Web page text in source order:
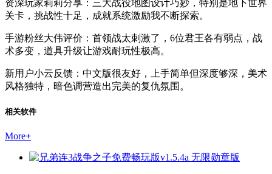
资深玩家莉莉分享：三大战役地图设计巧妙，特别是地下世界
关卡，挑战性十足，成就系统激励我不断探索。
手游粉丝大伟评价：首领战太刺激了，6位君王各有弱点，战
术多变，道具升级让游戏耐玩性极高。
新用户小云反馈：中文版很友好，上手简单但深度够深，美术
风格独特，暗色调营造出完美的复仇氛围。
相关软件
More+